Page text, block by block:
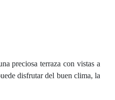
preciosa terraza con vistas a
disfrutar del buen clima, la